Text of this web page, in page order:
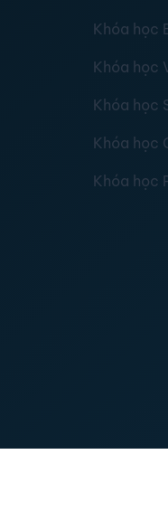
Khóa học
Khóa học
Khóa học
Khóa học
Khóa học